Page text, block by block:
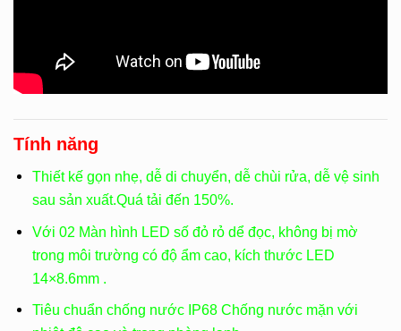
Tính năng
Thiết kế gọn nhẹ, dễ di chuyển, dễ chùi rửa, dễ vệ sinh
sau sản xuất.Quá tải đến 150%.
Với 02 Màn hình LED số đỏ rỏ dể đọc, không bị mờ
trong môi trường có độ ẩm cao, kích thước LED
14×8.6mm .
Tiêu chuẩn chống nước IP68 Chống nước mặn với